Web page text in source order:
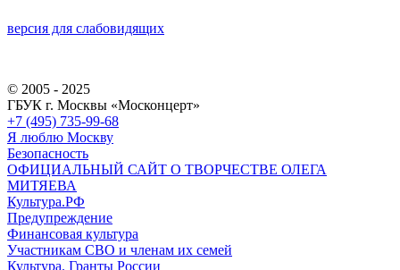
версия для слабовидящих
© 2005 - 2025
ГБУК г. Москвы «Москонцерт»
+7 (495) 735-99-68
Я люблю Москву
Безопасность
ОФИЦИАЛЬНЫЙ САЙТ О ТВОРЧЕСТВЕ ОЛЕГА
МИТЯЕВА
Культура.РФ
Предупреждение
Финансовая культура
Участникам СВО и членам их семей
Культура. Гранты России